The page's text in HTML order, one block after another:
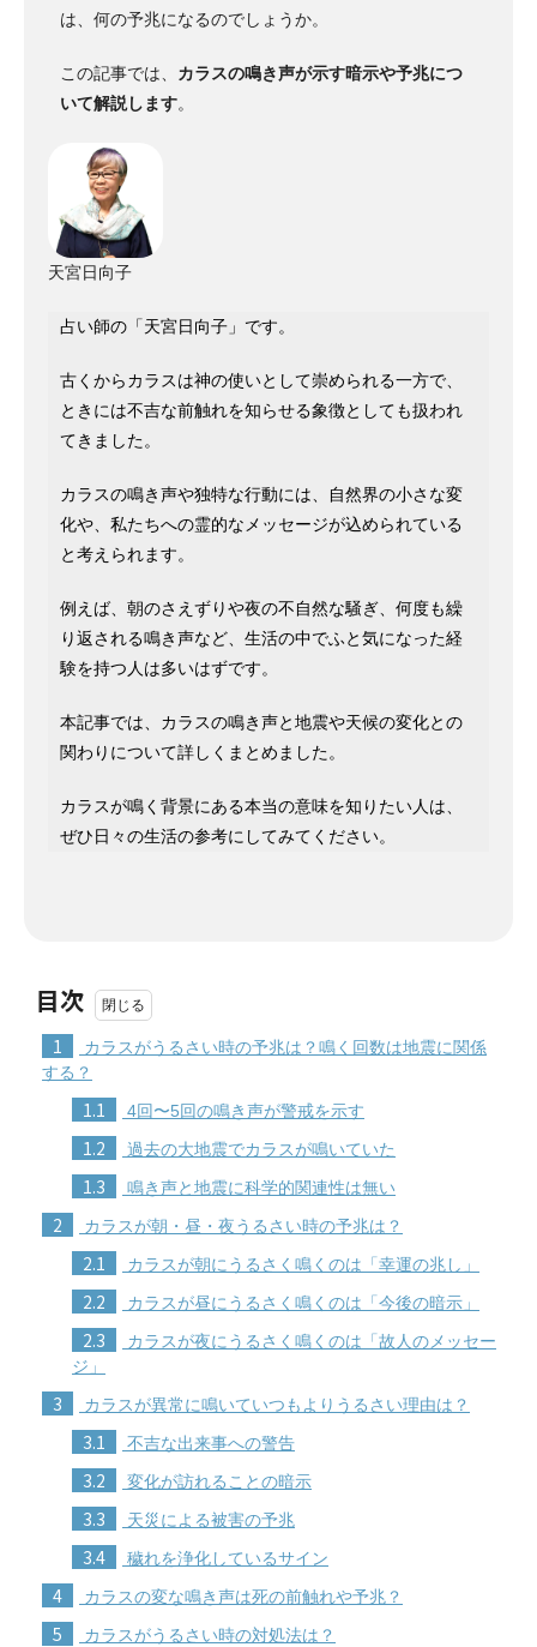
は、何の予兆になるのでしょうか。
この記事では、 カラスの鳴き声が示す暗示や予兆につ
いて解説します。
天宮日向子
占い師の「天宮日向子」です。
古くからカラスは神の使いとして崇められる一方で、
ときには不吉な前触れを知らせる象徴としても扱われ
てきました。
カラスの鳴き声や独特な行動には、自然界の小さな変
化や、私たちへの霊的なメッセージが込められている
と考えられます。
例えば、朝のさえずりや夜の不自然な騒ぎ、何度も繰
り返される鳴き声など、生活の中でふと気になった経
験を持つ人は多いはずです。
本記事では、カラスの鳴き声と地震や天候の変化との
関わりについて詳しくまとめました。
カラスが鳴く背景にある本当の意味を知りたい人は、
ぜひ日々の生活の参考にしてみてください。
目次
1
カラスがうるさい時の予兆は？鳴く回数は地震に関係
する？
1.1 4回〜5回の鳴き声が警戒を示す
1.2 過去の大地震でカラスが鳴いていた
1.3 鳴き声と地震に科学的関連性は無い
2 カラスが朝・昼・夜うるさい時の予兆は？
2.1 カラスが朝にうるさく鳴くのは「幸運の兆し」
2.2 カラスが昼にうるさく鳴くのは「今後の暗示」
2.3
カラスが夜にうるさく鳴くのは「故人のメッセー
ジ」
3 カラスが異常に鳴いていつもよりうるさい理由は？
3.1 不吉な出来事への警告
3.2 変化が訪れることの暗示
3.3 天災による被害の予兆
3.4 穢れを浄化しているサイン
4 カラスの変な鳴き声は死の前触れや予兆？
5 カラスがうるさい時の対処法は？